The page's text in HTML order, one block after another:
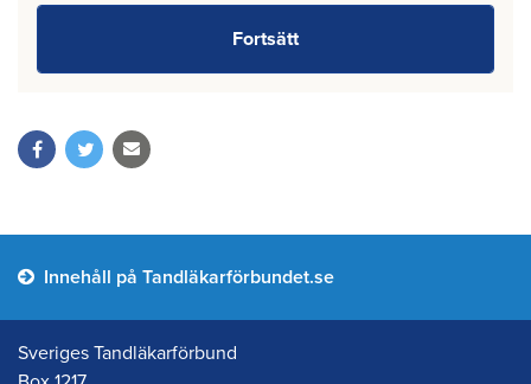
Innehåll på Tandläkarförbundet.se
Sveriges Tandläkarförbund